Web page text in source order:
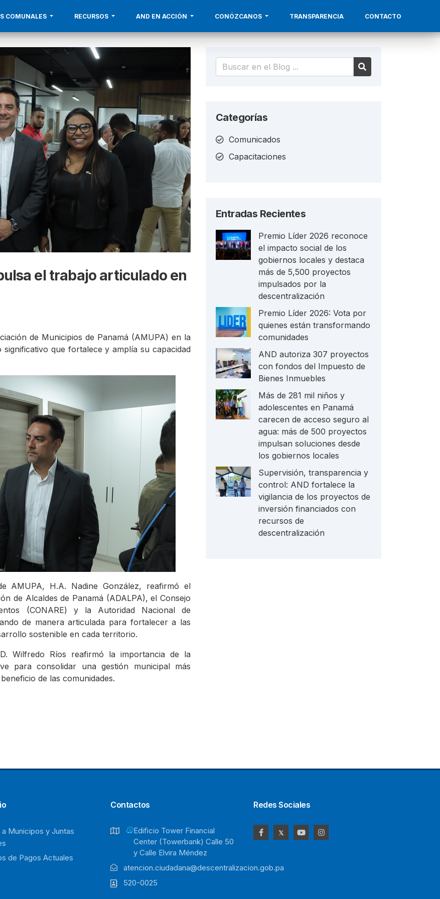
COMUNALES RECURSOS AND EN ACCIÓN CONÓZCANOS TRANSPARENCIA CONTACTO
el trabajo articulado en
de Municipios de Panamá (AMUPA) en la
que fortalece y amplía su capacidad
AMUPA, H.A. Nadine González, reafirmó el
de Alcaldes de Panamá (ADALPA), el Consejo
(CONARE) y la Autoridad Nacional de
de manera articulada para fortalecer a las
sostenible en cada territorio.
Wilfredo Ríos reafirmó la importancia de la
para consolidar una gestión municipal más
de las comunidades.
Categorías
Comunicados
Capacitaciones
Entradas Recientes
Premio Líder 2026 reconoce
el impacto social de los
gobiernos locales y destaca
más de 5,500 proyectos
impulsados por la
descentralización
Premio Líder 2026: Vota por
quienes están transformando
comunidades
AND autoriza 307 proyectos
con fondos del Impuesto de
Bienes Inmuebles
Más de 281 mil niños y
adolescentes en Panamá
carecen de acceso seguro al
agua: más de 500 proyectos
impulsan soluciones desde
los gobiernos locales
Supervisión, transparencia y
control: AND fortalece la
vigilancia de los proyectos de
inversión financiados con
recursos de
descentralización
a Municipos y Juntas
de Pagos Actuales
Contactos
Ediﬁcio Tower Financial
Center (Towerbank) Calle 50
y Calle Elvira Méndez
atencion.ciudadana@descentralizacion.gob.pa
520-0025
Redes Sociales